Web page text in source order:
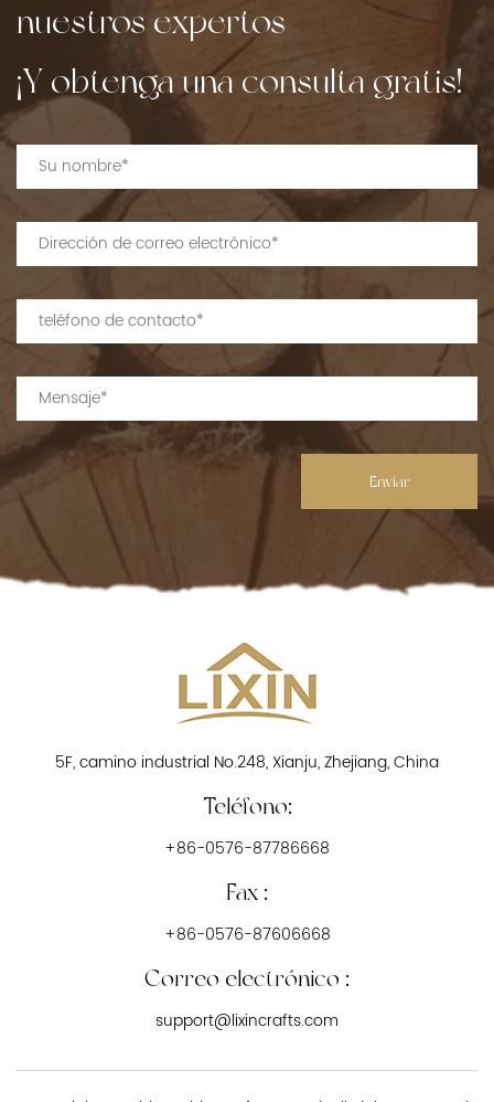
nuestros expertos
¡Y obtenga una consulta gratis!
Enviar
5F, camino industrial No.248, Xianju, Zhejiang, China
Teléfono:
+86-0576-87786668
Fax :
+86-0576-87606668
Correo electrónico :
support@lixincrafts.com